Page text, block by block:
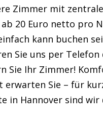
Zimmer mit
20 Euro netto pro
kann buchen
Sie uns per Telefon
Sie Ihr Zimmer!
erwarten Sie – für
in Hannover sind